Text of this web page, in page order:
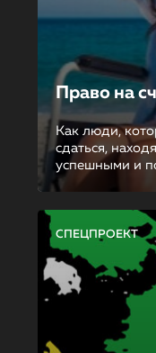
Право на
Как люди,
сдаться,
успешными и
СПЕЦПРОЕКТ